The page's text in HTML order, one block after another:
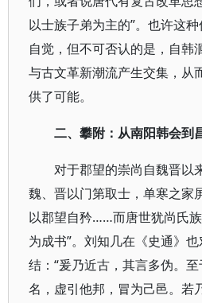
以士族子弟为主的”。也许这
自觉，但不可否认的是，自韩
与古文革新潮流产生交集，从
供了可能。
二、攀附：从南阳韩会到
对于郡望的崇尚自魏晋以
魏、晋以门第取士，单寒之家
以郡望自矜……而唐世犹尚氏
为成书”。刘知几在《史通》
结：“爰乃近古，其言多伪。
名，虚引他邦，冒为己邑。若